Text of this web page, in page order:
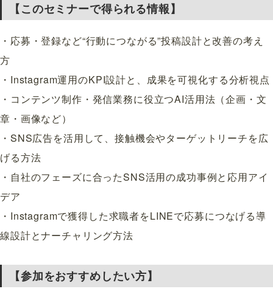
【このセミナーで得られる情報】
・応募・登録など“行動につながる”投稿設計と改善の考え
方
・Instagram運用のKPI設計と、成果を可視化する分析視点
・コンテンツ制作・発信業務に役立つAI活用法（企画・文
章・画像など）
・SNS広告を活用して、接触機会やターゲットリーチを広
げる方法
・自社のフェーズに合ったSNS活用の成功事例と応用アイ
デア
・Instagramで獲得した求職者をLINEで応募につなげる導
線設計とナーチャリング方法
【参加をおすすめしたい方】